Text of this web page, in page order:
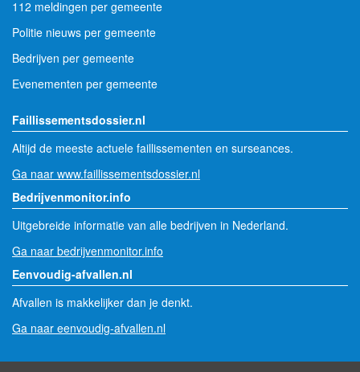
112 meldingen per gemeente
Politie nieuws per gemeente
Bedrijven per gemeente
Evenementen per gemeente
Faillissementsdossier.nl
Altijd de meeste actuele faillissementen en surseances.
Ga naar www.faillissementsdossier.nl
Bedrijvenmonitor.info
Uitgebreide informatie van alle bedrijven in Nederland.
Ga naar bedrijvenmonitor.info
Eenvoudig-afvallen.nl
Afvallen is makkelijker dan je denkt.
Ga naar eenvoudig-afvallen.nl